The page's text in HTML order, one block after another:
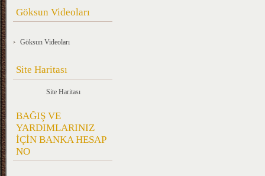
Göksun Videoları
Göksun Videoları
Site Haritası
Site Haritası
BAĞIŞ VE
YARDIMLARINIZ
İÇİN BANKA HESAP
NO